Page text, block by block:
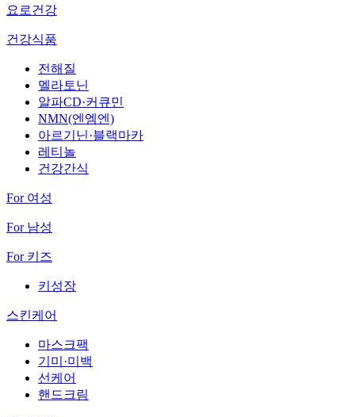
요로건강
건강식품
전해질
멜라토닌
알파CD·커큐민
NMN(엔엠엔)
아르기닌·블랙마카
레티놀
건강간식
For 여성
For 남성
For 키즈
키성장
스킨케어
마스크팩
기미·미백
선케어
핸드크림